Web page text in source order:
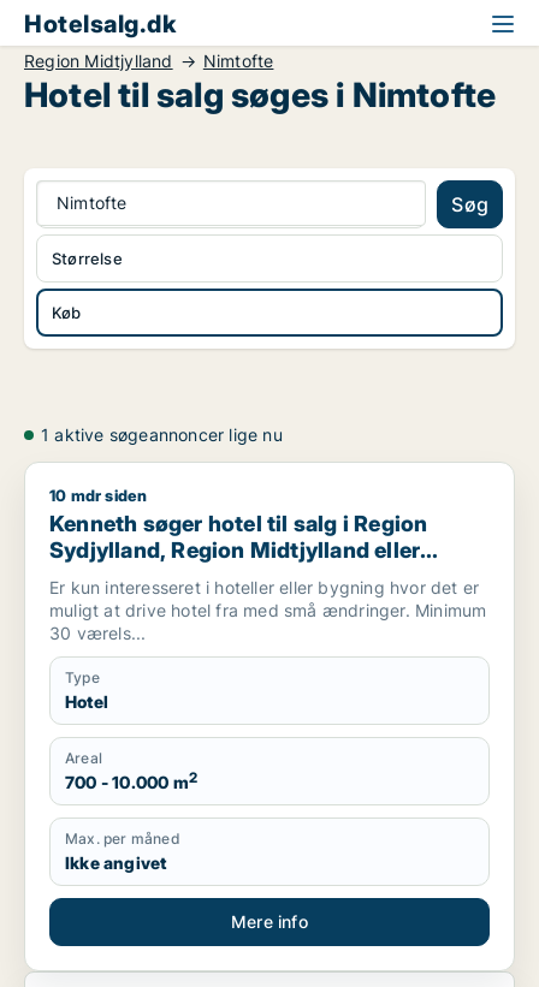
Hotelsalg.dk
Region Midtjylland Nimtofte
Hotel til salg søges i Nimtofte
Nimtofte Søg
Køb
Størrelse
1 aktive søgeannoncer lige nu
Kenneth søger hotel til salg i Region Sydjylland, Region
10 mdr siden
Kenneth søger hotel til salg i Region
Sydjylland, Region Midtjylland eller
Mariager
Er kun interesseret i hoteller eller bygning hvor det er
muligt at drive hotel fra med små ændringer. Minimum
30 værels...
Type
Hotel
Areal
700 - 10.000 m2
Max. per måned
Ikke angivet
Mere info